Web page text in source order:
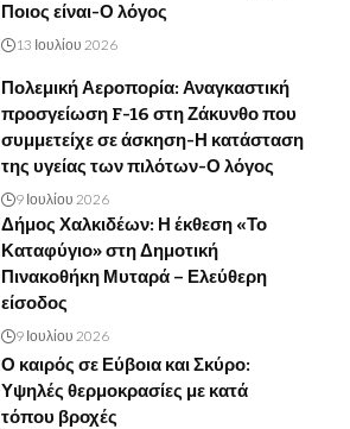
Ποιος είναι-Ο λόγος
13 Ιουλίου 2026
Πολεμική Αεροπορία: Αναγκαστική
προσγείωση F-16 στη Ζάκυνθο που
συμμετείχε σε άσκηση-Η κατάσταση
της υγείας των πιλότων-Ο λόγος
9 Ιουλίου 2026
Δήμος Χαλκιδέων: Η έκθεση «Το
Καταφύγιο» στη Δημοτική
Πινακοθήκη Μυταρά – Ελεύθερη
είσοδος
9 Ιουλίου 2026
Ο καιρός σε Εύβοια και Σκύρο:
Υψηλές θερμοκρασίες με κατά
τόπου βροχές